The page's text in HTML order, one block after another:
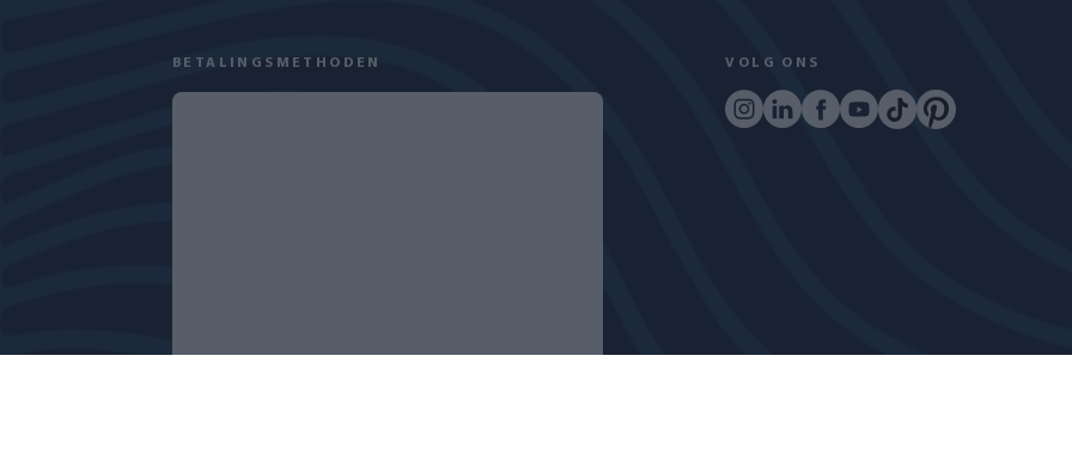
BETALINGSMETHODEN VOLG ONS